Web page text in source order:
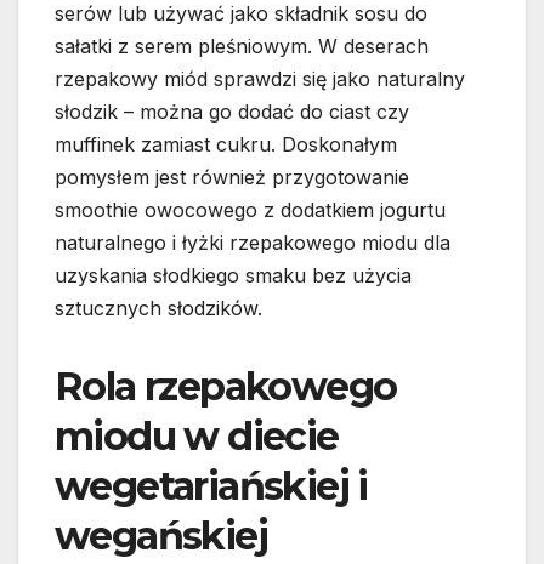
serów lub używać jako składnik sosu do
sałatki z serem pleśniowym. W deserach
rzepakowy miód sprawdzi się jako naturalny
słodzik – można go dodać do ciast czy
muffinek zamiast cukru. Doskonałym
pomysłem jest również przygotowanie
smoothie owocowego z dodatkiem jogurtu
naturalnego i łyżki rzepakowego miodu dla
uzyskania słodkiego smaku bez użycia
sztucznych słodzików.
Rola rzepakowego
miodu w diecie
wegetariańskiej i
wegańskiej